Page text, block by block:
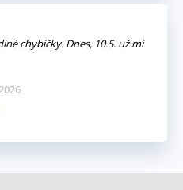
chybičky. Dnes, 10.5. už mi